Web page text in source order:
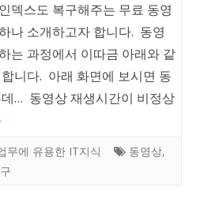
덱스도 복구해주는 무료 동영
나 소개하고자 합니다. 동영
는 과정에서 이따금 아래와 같
니다. 아래 화면에 보시면 동
… 동영상 재생시간이 비정상
무에 유용한 IT지식 동영상,